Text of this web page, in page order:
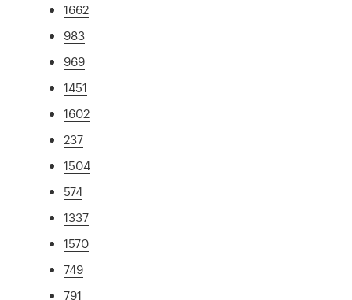
1662
983
969
1451
1602
237
1504
574
1337
1570
749
791